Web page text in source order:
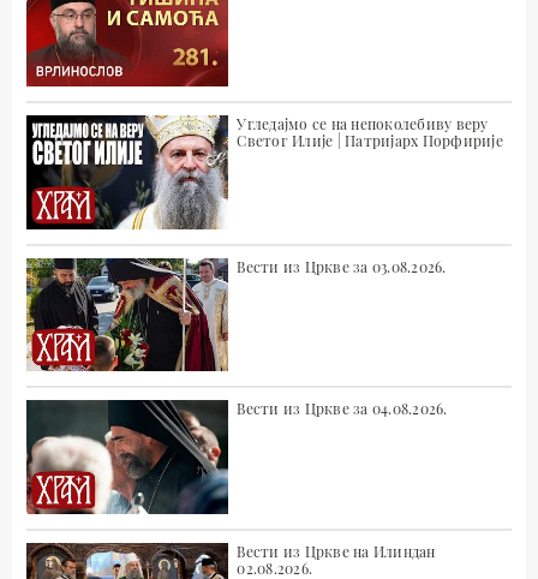
Угледајмо се на непоколебиву веру
Светог Илије | Патријарх Порфирије
Вести из Цркве за 03.08.2026.
Вести из Цркве за 04.08.2026.
Вести из Цркве на Илиндан
02.08.2026.